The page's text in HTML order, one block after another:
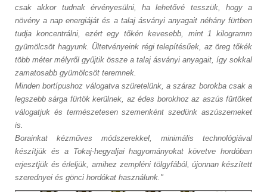
csak akkor tudnak érvényesülni, ha lehetővé tesszük, hogy a
növény a nap energiáját és a talaj ásványi anyagait néhány fürtben
tudja koncentrálni, ezért egy tőkén kevesebb, mint 1 kilogramm
gyümölcsöt hagyunk. Ültetvényeink régi telepítésűek, az öreg tőkék
több méter mélyről gyűjtik össze a talaj ásványi anyagait, így sokkal
zamatosabb gyümölcsöt teremnek.
Minden bortípushoz válogatva szüretelünk, a száraz borokba csak a
legszebb sárga fürtök kerülnek, az édes borokhoz az aszús fürtöket
válogatjuk és természetesen szemenként szedünk aszúszemeket
is.
Borainkat kézműves módszerekkel, minimális technológiával
készítjük és a Tokaj-hegyaljai hagyományokat követve hordóban
erjesztjük és érleljük, amihez zempléni tölgyfából, újonnan készített
szerednyei és gönci hordókat használunk."